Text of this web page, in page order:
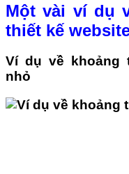
Một vài ví dụ
thiết kế
Ví dụ về khoảng
nhỏ